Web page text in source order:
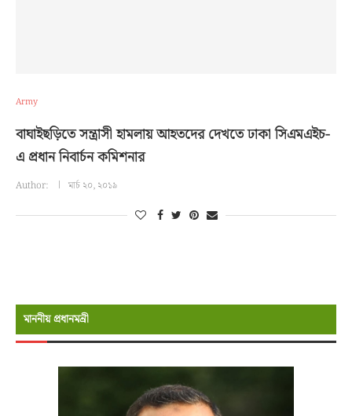
Army
বাঘাইছড়িতে সন্ত্রাসী হামলায় আহতদের দেখতে ঢাকা সিএমএইচ-
এ প্রধান নিবার্চন কমিশনার
Author: মার্চ ২০, ২০১৯
মাননীয় প্রধানমন্রী